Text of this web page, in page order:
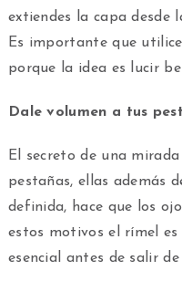
extiendes la capa desde
Es importante que
porque la idea es lucir
Dale volumen a tus
El secreto de una
pestañas, ellas además
definida, hace que los
estos motivos el rímel
esencial antes de salir de